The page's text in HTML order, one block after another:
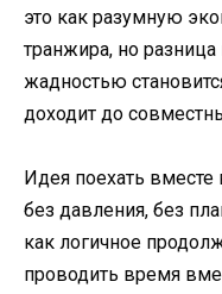
это как разумную
транжира, но
жадностью
доходит до
Идея поехать вместе
без давления, без
как логичное
проводить время